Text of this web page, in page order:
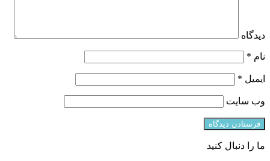
دیدگاه
نام *
ایمیل *
وب‌ سایت
ما را دنبال کنید